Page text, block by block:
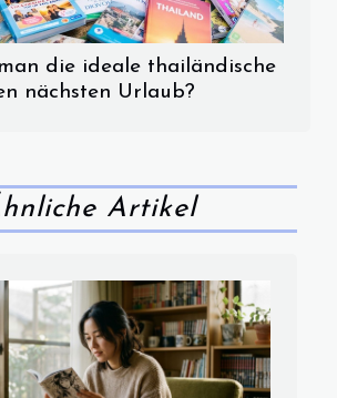
die ideale thailändische
nächsten Urlaub?
Artikel